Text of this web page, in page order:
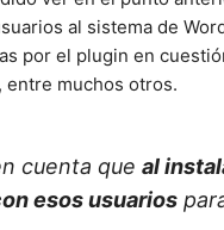
al sistema de
por el plugin en
entre muchos otros.
cuenta que al
esos usuarios